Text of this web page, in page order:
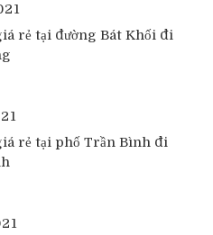
rẻ tại đường Bát Khối đi
rẻ tại phố Trần Bình đi